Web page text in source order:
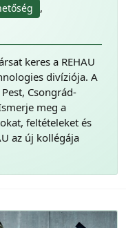
,
keres a REHAU
divíziója. A
Csongrád-
meg a
feltételeket és
az új kollégája